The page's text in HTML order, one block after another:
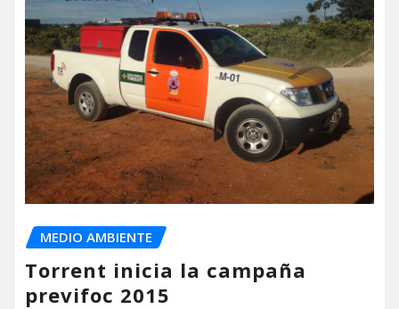
MEDIO AMBIENTE
Torrent inicia la campaña
previfoc 2015